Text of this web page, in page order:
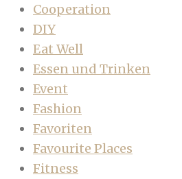
Cooperation
DIY
Eat Well
Essen und Trinken
Event
Fashion
Favoriten
Favourite Places
Fitness